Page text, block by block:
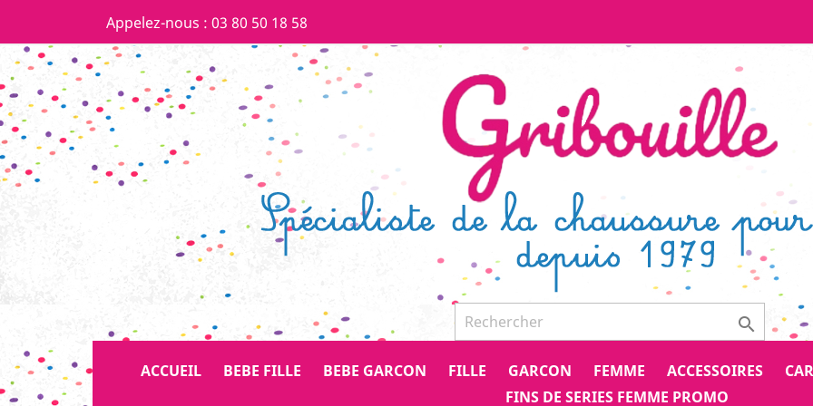
Appelez-nous : 03 80 50 18 58

ACCUEIL BEBE FILLE BEBE GARCON FILLE GARCON FEMME ACCESSOIRES
FINS DE SERIES FEMME PROMO